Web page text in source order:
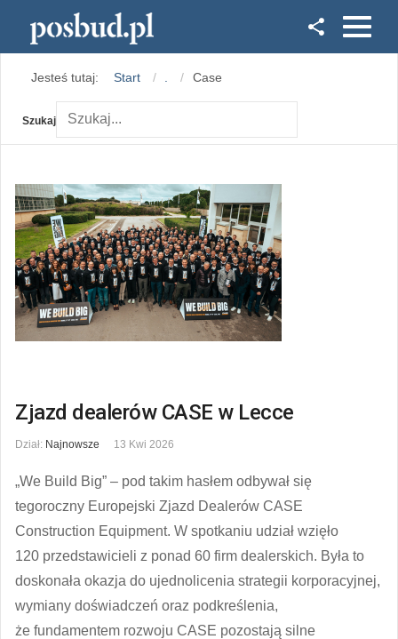
Instagram
Jesteś tutaj: Start Case
Szukaj
Zjazd dealerów CASE w Lecce
Dział: Najnowsze 13 Kwi 2026
„We Build Big” – pod takim hasłem odbywał się
tegoroczny Europejski Zjazd Dealerów CASE
Construction Equipment. W spotkaniu udział wzięło
120 przedstawicieli z ponad 60 firm dealerskich. Była to
doskonała okazja do ujednolicenia strategii korporacyjnej,
wymiany doświadczeń oraz podkreślenia,
że fundamentem rozwoju CASE pozostają silne